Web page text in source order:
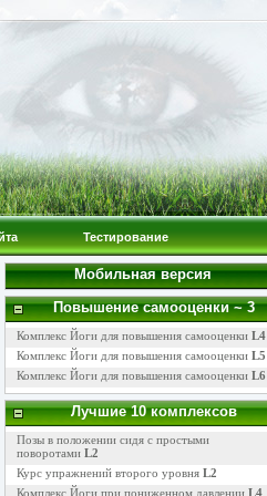
Тестирование
Мобильная версия
Повышение самооценки~ 3
Комплекс Йоги для повышения самооценки L4
Комплекс Йоги для повышения самооценки L5
Комплекс Йоги для повышения самооценки L6
Лучшие 10 комплексов
Позы в положении сидя с простыми
поворотами L2
Курс упражнений второго уровня L2
Комплекс Йоги при пониженном давлении L4